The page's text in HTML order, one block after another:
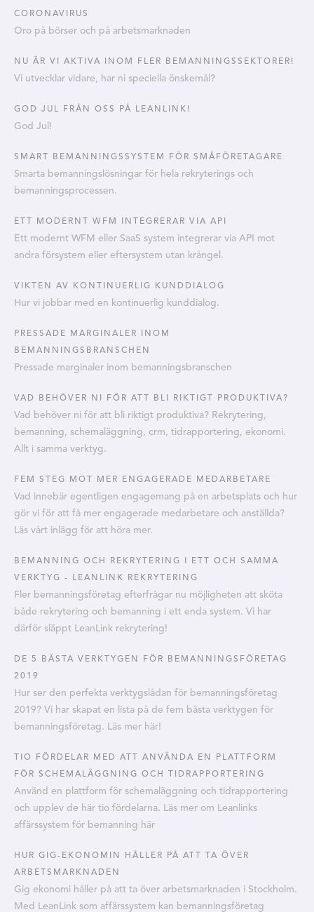
CORONAVIRUS
Oro på börser och på arbetsmarknaden
NU ÄR VI AKTIVA INOM FLER BEMANNINGSSEKTORER!
Vi utvecklar vidare, har ni speciella önskemål?
GOD JUL FRÅN OSS PÅ LEANLINK!
God Jul!
SMART BEMANNINGSSYSTEM FÖR SMÅFÖRETAGARE
Smarta bemanningslösningar för hela rekryterings och
bemanningsprocessen.
ETT MODERNT WFM INTEGRERAR VIA API
Ett modernt WFM eller SaaS system integrerar via API mot
andra försystem eller eftersystem utan krångel.
VIKTEN AV KONTINUERLIG KUNDDIALOG
Hur vi jobbar med en kontinuerlig kunddialog.
PRESSADE MARGINALER INOM
BEMANNINGSBRANSCHEN
Pressade marginaler inom bemanningsbranschen
VAD BEHÖVER NI FÖR ATT BLI RIKTIGT PRODUKTIVA?
Vad behöver ni för att bli riktigt produktiva? Rekrytering,
bemanning, schemaläggning, crm, tidrapportering, ekonomi.
Allt i samma verktyg.
FEM STEG MOT MER ENGAGERADE MEDARBETARE
Vad innebär egentligen engagemang på en arbetsplats och hur
gör vi för att få mer engagerade medarbetare och anställda?
Läs vårt inlägg för att höra mer.
BEMANNING OCH REKRYTERING I ETT OCH SAMMA
VERKTYG - LEANLINK REKRYTERING
Fler bemanningsföretag efterfrågar nu möjligheten att sköta
både rekrytering och bemanning i ett enda system. Vi har
därför släppt LeanLink rekrytering!
DE 5 BÄSTA VERKTYGEN FÖR BEMANNINGSFÖRETAG
2019
Hur ser den perfekta verktygslådan för bemanningsföretag
2019? Vi har skapat en lista på de fem bästa verktygen för
bemanningsföretag. Läs mer här!
TIO FÖRDELAR MED ATT ANVÄNDA EN PLATTFORM
FÖR SCHEMALÄGGNING OCH TIDRAPPORTERING
Använd en plattform för schemaläggning och tidrapportering
och upplev de här tio fördelarna. Läs mer om Leanlinks
affärssystem för bemanning här
HUR GIG-EKONOMIN HÅLLER PÅ ATT TA ÖVER
ARBETSMARKNADEN
Gig ekonomi håller på att ta över arbetsmarknaden i Stockholm.
Med LeanLink som affärssystem kan bemanningsföretag